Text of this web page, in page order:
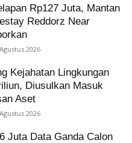
Rp127 Juta, Mantan
Reddorz Near
2026
Kejahatan Lingkungan
Diusulkan Masuk
Aset
2026
Juta Data Ganda Calon